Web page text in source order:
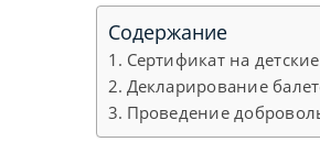
Содержание
Сертификат на
Декларирование
Проведение